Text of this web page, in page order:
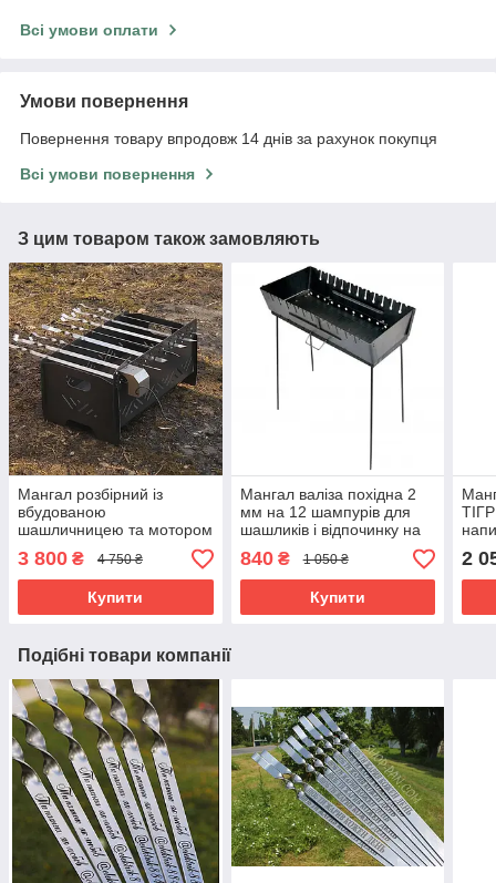
Всі умови оплати
Умови повернення
Повернення товару впродовж 14 днів за рахунок покупця
Всі умови повернення
З цим товаром також замовляють
Мангал розбірний із
вбудованою
шашличницею та мотором
на 12 шампурів сталь 3
мм для пікніка
3 800 ₴ 4 750 ₴
Купити
Мангал валіза похідна 2
мм на 12 шампурів для
шашликів і відпочинку на
природі та дачі
840₴ 1 050 ₴
Купити
2
Подібні товари компанії